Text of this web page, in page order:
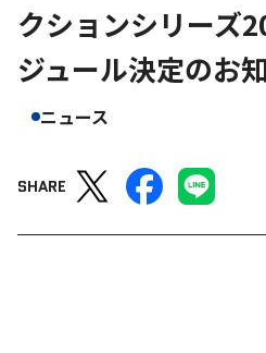
クションシリーズ
ジュール決定のお
ニュース
SHARE